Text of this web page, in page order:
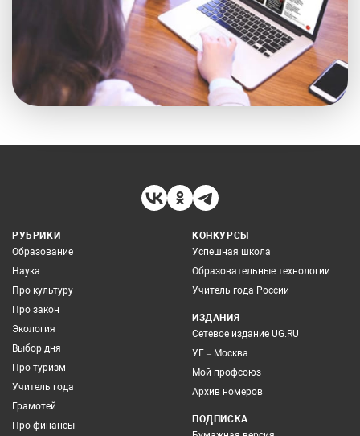
РУБРИКИ
Образование
Наука
Про культуру
Про закон
Экология
Выбор дня
Про туризм
Учитель года
Грамотей
Про финансы
КОНКУРСЫ
Успешная школа
Образовательные технологии
Учитель года России
ИЗДАНИЯ
Сетевое издание UG.RU
УГ – Москва
Мой профсоюз
Архив номеров
ПОДПИСКА